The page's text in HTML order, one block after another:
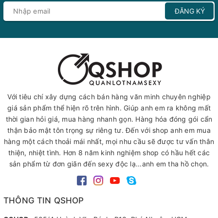
ĐĂNG KÝ
Với tiêu chí xây dựng cách bán hàng văn minh chuyên nghiệp
giá sản phẩm thể hiện rõ trên hình. Giúp anh em ra không mất
thời gian hỏi giá, mua hàng nhanh gọn. Hàng hóa đóng gói cẩn
thận bảo mật tôn trọng sự riêng tư. Đến với shop anh em mua
hàng một cách thoải mái nhất, mọi nhu cầu sẽ được tư vấn thân
thiện, nhiệt tình. Hơn 8 năm kinh nghiệm shop có hầu hết các
sản phẩm từ đơn giãn đến sexy độc lạ...anh em tha hồ chọn.
THÔNG TIN QSHOP